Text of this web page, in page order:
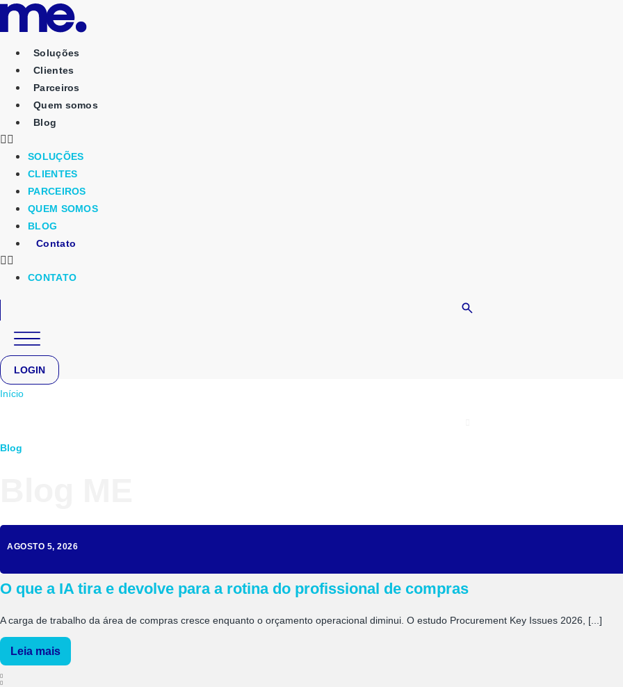
Ir
conteúdoSoluções
Clientes
Parceiros
Quem somos
Blog
SOLUÇÕES
CLIENTES
PARCEIROS
QUEM SOMOS
BLOG
Contato
CONTATO
LOGIN
Início
Blog
AGOSTO 5, 2026
O que a IA tira e devolve para a rotina do profissional de compras
A carga de trabalho da área de compras cresce enquanto o orçamento operacional diminui. O estudo Procurement Key Issues 2026, [...]
Leia mais